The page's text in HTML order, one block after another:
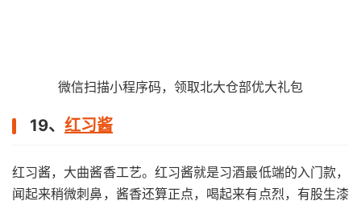
微信扫描小程序码，领取北大仓部优大礼包
19、 红习酱
红习酱，大曲酱香工艺。红习酱就是习酒最低端的入门款，
闻起来稍微刺鼻，酱香还算正点，喝起来有点烈，有股生漆